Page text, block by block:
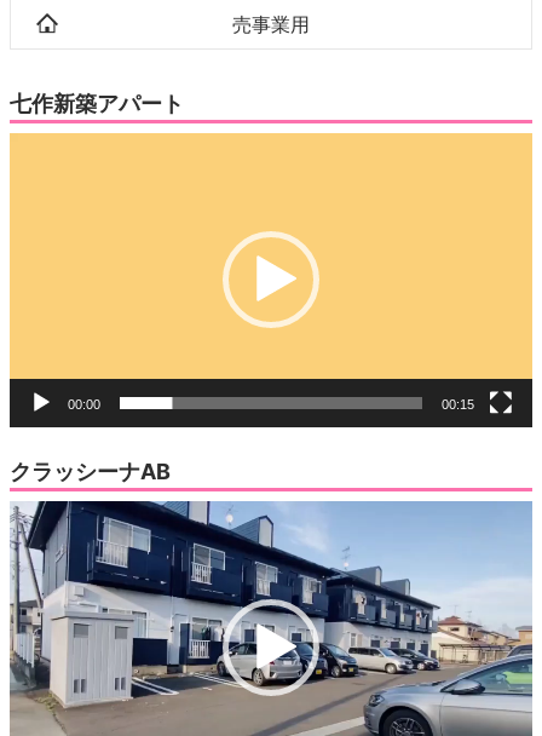
売事業用
七作新築アパート
00:00 00:15
クラッシーナAB
動
画
プ
レ
ー
ヤ
ー